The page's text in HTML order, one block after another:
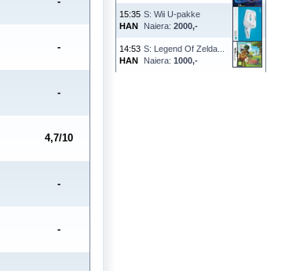
15:35
HAN
S: Wii U-pakke
Naiera: 2000,-
14:53
HAN
S: Legend Of Zelda...
Naiera: 1000,-
-
-
4,7/10
-
-